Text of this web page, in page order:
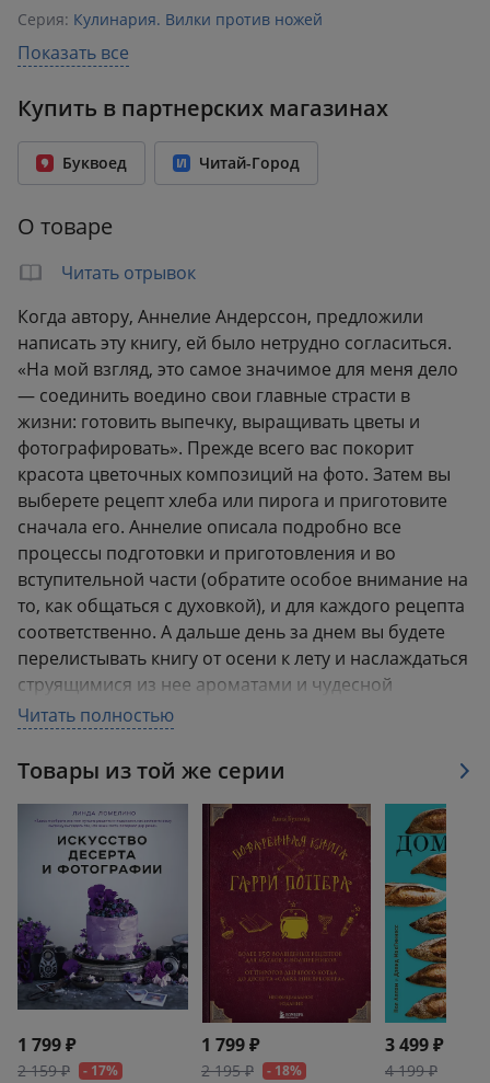
Серия: Кулинария. Вилки против ножей
Раздел: Выпечка и десерты
ISBN: 978-5-04-121544-6
Возрастное ограничение: 16+
Год издания: 2021
Переплет: Твёрдый переплёт
Формат: 220x289 мм
Показать все
Купить в партнерских магазинах
Буквоед Читай-Город
О товаре
Читать отрывок
Когда автору, Аннелие Андерссон, предложили
написать эту книгу, ей было нетрудно согласиться.
«На мой взгляд, это самое значимое для меня дело
— соединить воедино свои главные страсти в
жизни: готовить выпечку, выращивать цветы и
фотографировать». Прежде всего вас покорит
красота цветочных композиций на фото. Затем вы
выберете рецепт хлеба или пирога и приготовите
сначала его. Аннелие описала подробно все
процессы подготовки и приготовления и во
вступительной части (обратите особое внимание на
то, как общаться с духовкой), и для каждого рецепта
соответственно. А дальше день за днем вы будете
перелистывать книгу от осени к лету и наслаждаться
струящимися из нее ароматами и чудесной
выпечкой, созданной уже вашими руками.
Читать полностью
Товары из той же серии
1 799 ₽
2 159 ₽ - 17%
1 799 ₽
2 195 ₽ - 18%
3 499 ₽
4 199 ₽